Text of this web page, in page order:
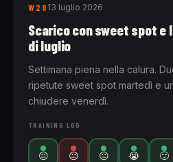
W29 13 luglio 2026
Scarico con sweet spot e
di luglio
Settimana piena nella calura.
ripetute sweet spot martedì e
chiudere venerdì.
TRAINING LOG
😐 😐 😐 😭 🙂